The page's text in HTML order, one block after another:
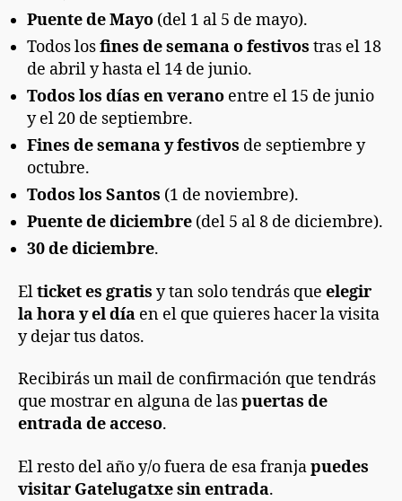
Puente de Mayo (del 1 al 5 de mayo).
Todos losfines de semana o festivos tras el 18
de abril y hasta el 14 de junio.
Todos los días en verano entre el 15 de junio
y el 20 de septiembre.
Fines de semana y festivos de septiembre y
octubre.
Todos los Santos (1 de noviembre).
Puente de diciembre (del 5 al 8 de diciembre).
30 de diciembre.
Elticket es gratis y tan solo tendrás que elegir
la hora y el día en el que quieres hacer la visita
y dejar tus datos.
Recibirás un mail de confirmación que tendrás
que mostrar en alguna de laspuertas de
entrada de acceso.
El resto del año y/o fuera de esa franjapuedes
visitar Gatelugatxe sin entrada.